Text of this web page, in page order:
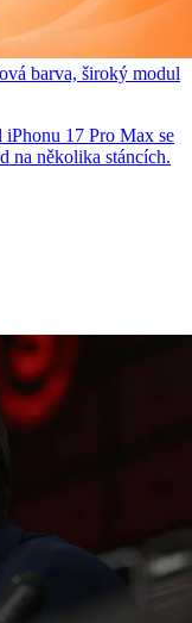
barva, široký modul
17 Pro Max se
na několika stáncích.